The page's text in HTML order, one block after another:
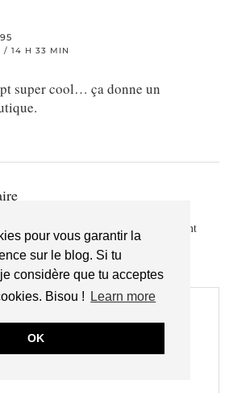
pour vous garantir la
sur le blog. Si tu
considère que tu acceptes
Bisou !
Learn more
OK
/ 14 H 33 MIN
super cool… ça donne un
publiée.
Les champs obligatoires sont